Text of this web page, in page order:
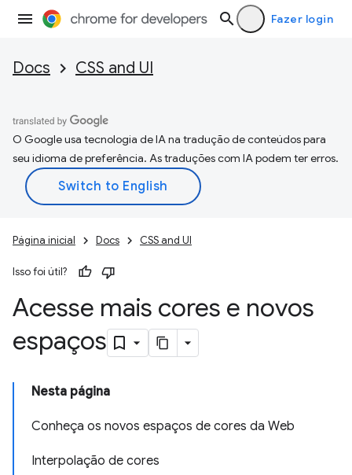
Fazer login
Docs CSS and UI
O Google usa tecnologia de IA na tradução de conteúdos para
seu idioma de preferência. As traduções com IA podem ter erros.
Página inicial Docs CSS and UI
Isso foi útil?
Acesse mais cores e novos
espaços
Nesta página
Conheça os novos espaços de cores da Web
Interpolação de cores